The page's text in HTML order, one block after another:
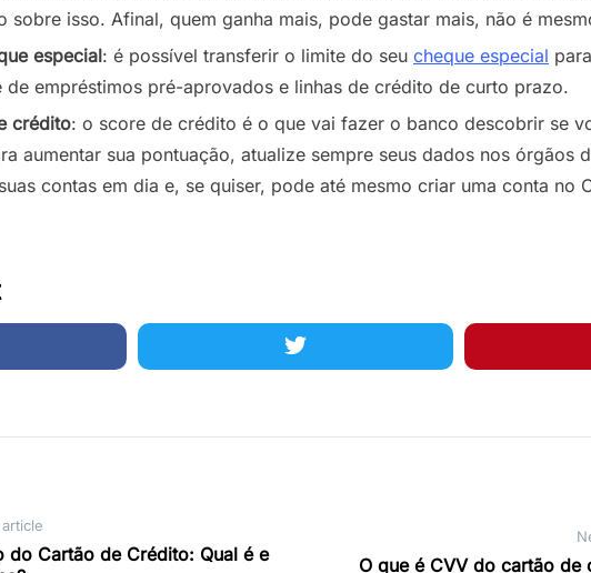
sobre isso. Afinal, quem ganha mais, pode gastar mais, não é
especial: é possível transferir o limite do seu cheque especial
de empréstimos pré-aprovados e linhas de crédito de curto prazo.
crédito: o score de crédito é o que vai fazer o banco descobrir se
aumentar sua pontuação, atualize sempre seus dados nos órgãos
contas em dia e, se quiser, pode até mesmo criar uma conta no
do Cartão de Crédito: Qual é e
O que é CVV do cartão de